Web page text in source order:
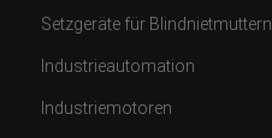
Setzgeräte für Blindnietmuttern
Industrieautomation
Industriemotoren